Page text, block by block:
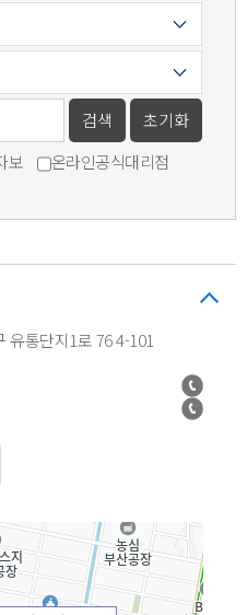
보 온라인공식대리점
유통단지1로 76 4-101